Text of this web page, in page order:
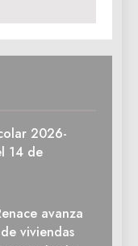
2026-
14 de
avanza
viviendas